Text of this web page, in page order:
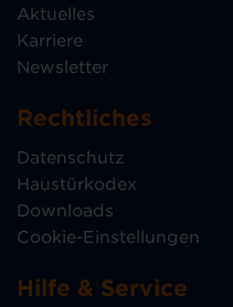
Aktuelles
Karriere
Newsletter
Rechtliches
Datenschutz
Haustürkodex
Downloads
Cookie-Einstellungen
Hilfe & Service